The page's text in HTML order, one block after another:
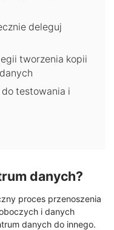
deleguj
tworzenia kopii
testowania i
danych?
proces przenoszenia
i danych
danych do innego.